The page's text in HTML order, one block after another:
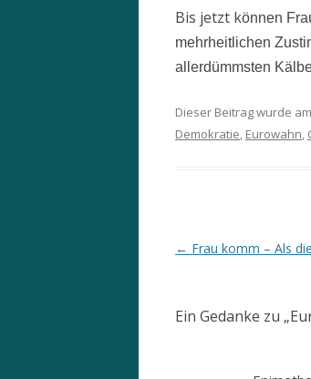
Bis jetzt können
mehrheitlichen
allerdümmsten
Dieser Beitrag wurde am
Demokratie, Eurowahn,
Beitrags-
← Frau komm – Als
Ein Gedanke zu „